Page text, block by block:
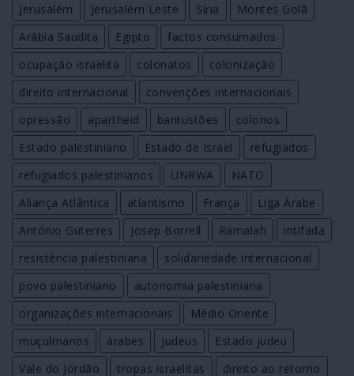
Jerusalém
Jerusalém Leste Síria
Montes Golã
Arábia Saudita
Egipto
factos consumados
ocupação israelita
colonatos
colonização
direito internacional
convenções internacionais
opressão
apartheid bantustões
colonos
Estado palestiniano
Estado de Israel
refugiados
refugiados palestinianos
UNRWA
NATO
Aliança Atlântica
atlantismo França
Liga Árabe
António Guterres
Josep Borrell Ramalah
intifada
resistência palestiniana
solidariedade internacional
povo palestiniano
autonomia palestiniana
organizações internacionais
Médio Oriente
muçulmanos
árabes judeus
Estado judeu
Vale do Jordão
tropas israelitas
direito ao retorno